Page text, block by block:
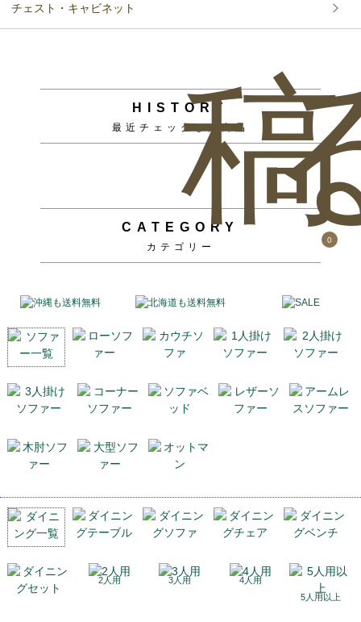
稿
0
チェスト・キャビネット
HISTORY
最近チェックした商品
CATEGORY
カテゴリー
2人用 3人用
4人用
5人用以上